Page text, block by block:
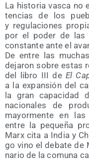
La his­to­ria vas­ca no
ten­cias de los
y regu­la­cio­nes
por el poder de las
cons­tan­te ante el
De entre las
deja­ron sobre estas
del libro III de El
a la expan­sión del
la gran capa­ci­dad
nacio­na­les de
mayor­men­te en
entre la peque­ña
Marx cita a India y
go vino el deba­te de
na­rio de la comu­na